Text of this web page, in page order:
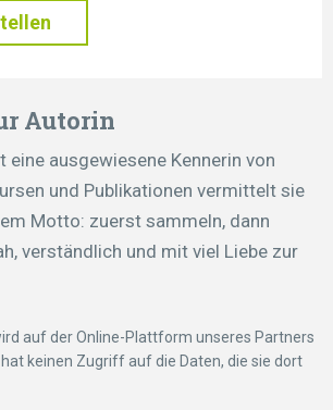
Autorin
eine ausgewiesene Kennerin von
und Publikationen vermittelt sie
Motto: zuerst sammeln, dann
verständlich und mit viel Liebe zur
auf der Online-Plattform unseres Partners
hat keinen Zugriff auf die Daten, die sie dort